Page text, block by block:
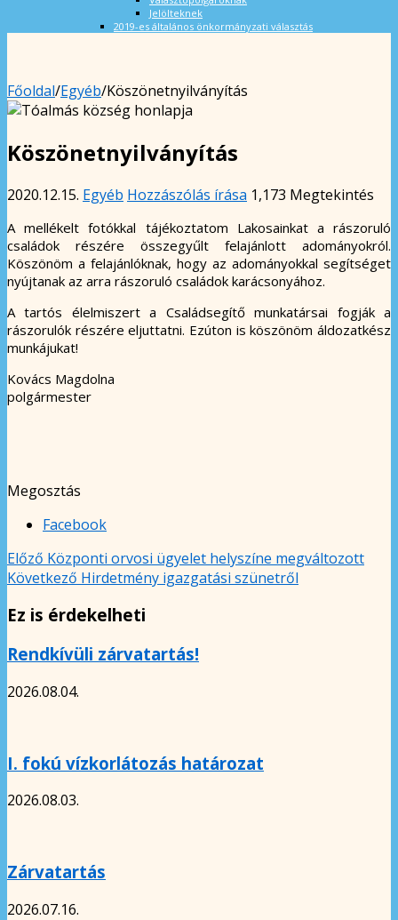
Jelölteknek
2019-es általános önkormányzati választás
Főoldal/Egyéb/Köszönetnyilványítás
Köszönetnyilványítás
2020.12.15. Egyéb Hozzászólás írása 1,173 Megtekintés
A mellékelt fotókkal tájékoztatom Lakosainkat a rászoruló
családok részére összegyűlt felajánlott adományokról.
Köszönöm a felajánlóknak, hogy az adományokkal segítséget
nyújtanak az arra rászoruló családok karácsonyához.
A tartós élelmiszert a Családsegítő munkatársai fogják a
rászorulók részére eljuttatni. Ezúton is köszönöm áldozatkész
munkájukat!
Kovács Magdolna
polgármester
Megosztás
Facebook
Előző Központi orvosi ügyelet helyszíne megváltozott
Következő Hirdetmény igazgatási szünetről
Ez is érdekelheti
Rendkívüli zárvatartás!
2026.08.04.
I. fokú vízkorlátozás határozat
2026.08.03.
Zárvatartás
2026.07.16.